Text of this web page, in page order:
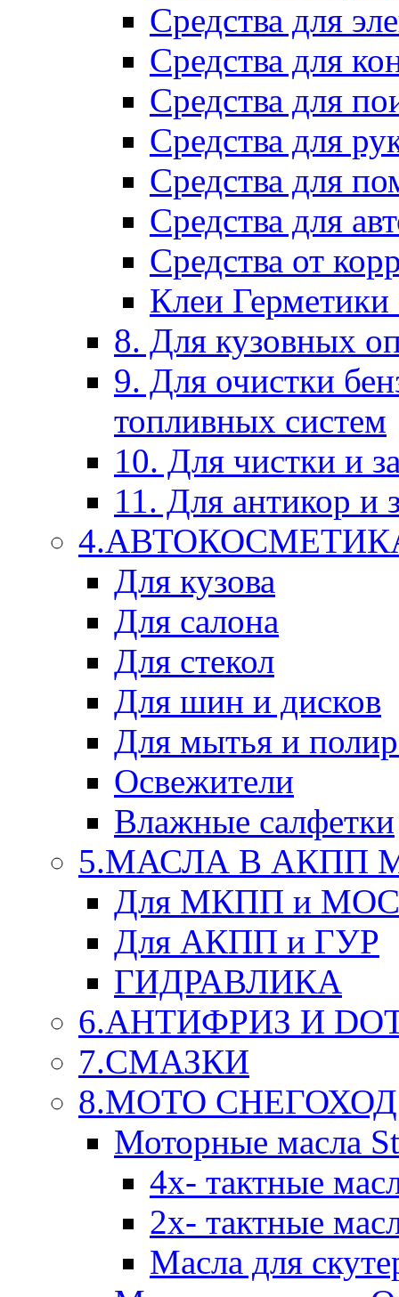
Средства для
Средства для
Средства для
Средства для
Средства для
Средства для
Средства от
Клеи
8. Для кузовных
9. Для очистки
топливных систем
10. Для чистки и
11. Для антикор и
Для кузова
Для салона
Для стекол
Для шин и дисков
Для мытья и
Освежители
Влажные салфетки
5.МАСЛА В АКПП
Для МКПП и
Для АКПП и ГУР
ГИДРАВЛИКА
6.АНТИФРИЗ И
7.СМАЗКИ
8.МОТО
Моторные масла
4х- тактные
2х- тактные
Масла для